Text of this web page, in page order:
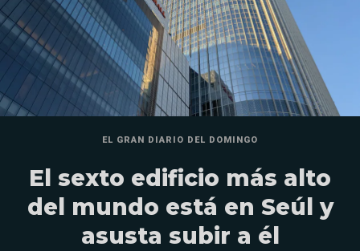
EL GRAN DIARIO DEL DOMINGO
El sexto edificio más alto
del mundo está en Seúl y
asusta subir a él